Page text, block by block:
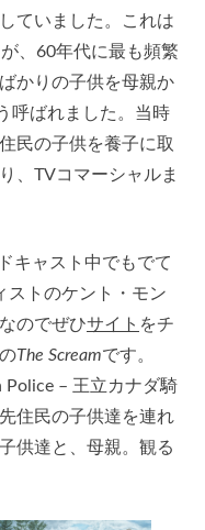
ていました。これは
、60年代に最も頻繁
かりの子供を母親か
呼ばれました。当時
民の子供を養子に取
、TVコマーシャルま
キャスト中でもでて
ストのケント・モン
のでぜひサイト をチ
The Screamです。
Police – 王立カナダ騎
住民の子供達を連れ
供達と、母親。観る